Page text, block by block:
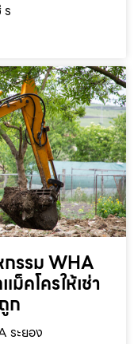
ร
กรรม WHA
คโครให้เช่า
ก
ระยอง